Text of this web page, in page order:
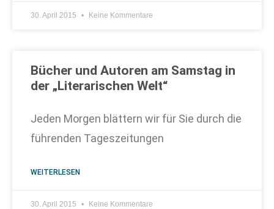
30. April 2015 Keine Kommentare
Bücher und Autoren am Samstag in
der „Literarischen Welt“
Jeden Morgen blättern wir für Sie durch die
führenden Tageszeitungen
WEITERLESEN
30. April 2015 Keine Kommentare